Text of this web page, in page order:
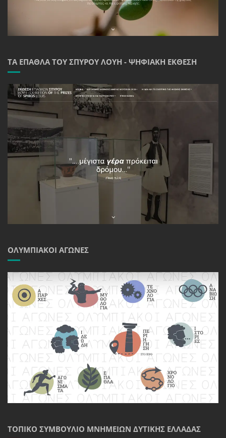
ΤΑ ΈΠΑΘΛΑ ΤΟΥ ΣΠΎΡΟΥ ΛΟΎΗ - ΨΗΦΙΑΚΉ ΈΚΘΕΣΗ
ΟΛΥΜΠΙΑΚΟΊ ΑΓΏΝΕΣ
ΤΟΠΙΚΌ ΣΥΜΒΟΎΛΙΟ ΜΝΗΜΕΊΩΝ ΔΥΤΙΚΉΣ ΕΛΛΆΔΑΣ